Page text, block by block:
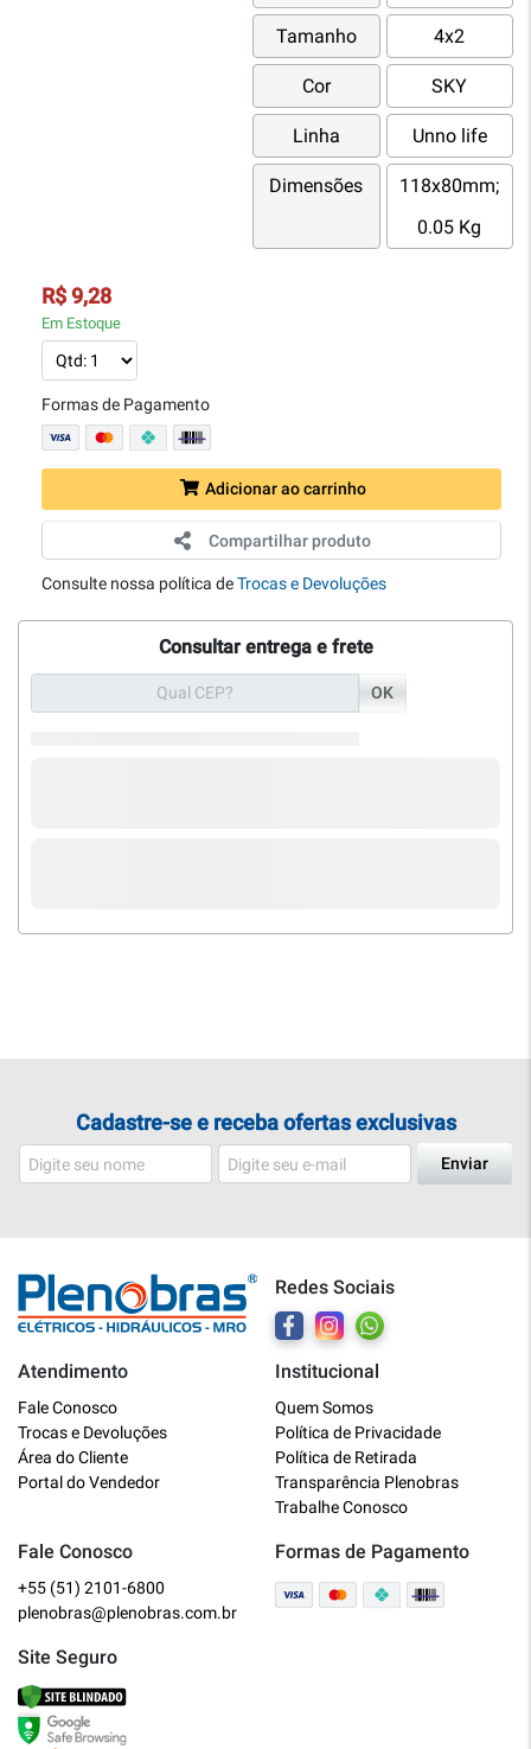
Tamanho 4x2
Cor SKY
Linha Unno life
Dimensões
118x80mm;
0.05 Kg
R$ 9,28
Em Estoque
Formas de Pagamento
Adicionar ao carrinho
Compartilhar produto
Consulte nossa política deTrocas e Devoluções
Consultar entrega e frete
OK
Cadastre-se e receba ofertas exclusivas
Enviar
Redes Sociais
Atendimento
Fale Conosco
Trocas e Devoluções
Área do Cliente
Portal do Vendedor
Institucional
Quem Somos
Política de Privacidade
Política de Retirada
Transparência Plenobras
Trabalhe Conosco
Fale Conosco
+55 (51) 2101-6800
plenobras@plenobras.com.br
Formas de Pagamento
Site Seguro
Online
Bem vindo a Plenobras! Aqui você
encontra toda a linha de materiais
O que você deseja?